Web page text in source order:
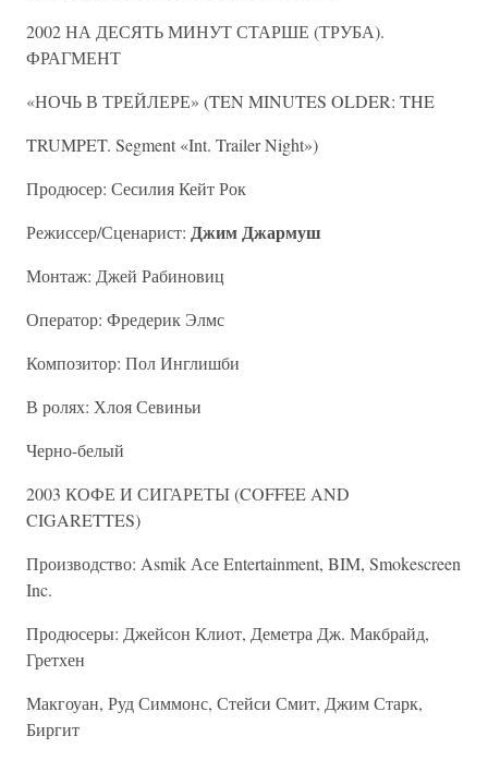
2002 НА ДЕСЯТЬ МИНУТ СТАРШЕ (ТРУБА).
ФРАГМЕНТ
«НОЧЬ В ТРЕЙЛЕРЕ» (TEN MINUTES OLDER: THE
TRUMPET. Segment «Int. Trailer Night»)
Продюсер: Сесилия Кейт Рок
Режиссер/Сценарист: Джим Джармуш
Монтаж: Джей Рабиновиц
Оператор: Фредерик Элмс
Композитор: Пол Инглишби
В ролях: Хлоя Севиньи
Черно-белый
2003 КОФЕ И СИГАРЕТЫ (COFFEE AND
CIGARETTES)
Производство: Asmik Асе Entertainment, BIM, Smokescreen
Inc.
Продюсеры: Джейсон Клиот, Деметра Дж. Макбрайд,
Гретхен
Макгоуан, Руд Симмонс, Стейси Смит, Джим Старк,
Биргит